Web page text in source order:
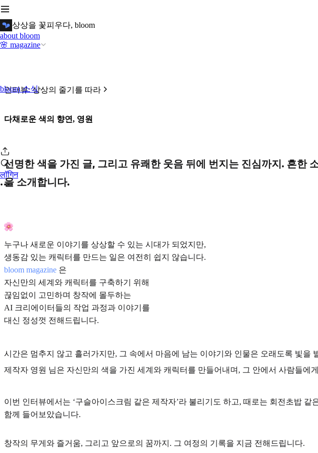
상상을 꽃피우다, bloom
about bloom
🌸 magazine
bloom 소식
लॉगिन
인터뷰: 상상의 줄기를 따라
다채로운 색의 향연, 영원
선명한 색을 가진 글, 그리고 유쾌한 웃음 뒤에 번지는 진심까지. 흔한
을 소개합니다.
누구나 새로운 이야기를 상상할 수 있는 시대가 되었지만,
생동감 있는 캐릭터를 만드는 일은 여전히 쉽지 않습니다.
bloom magazine 은
자신만의 세계와 캐릭터를 구축하기 위해
끊임없이 고민하며 창작에 몰두하는
AI 크리에이터들의 작업 과정과 이야기를
대신 정성껏 전해드립니다.
시간은 멈추지 않고 흘러가지만, 그 속에서 마음에 남는 이야기와 인물은 오래도록 빛을
제작자 영원 님은 자신만의 색을 가진 세계와 캐릭터를 만들어내며, 그 안에서 사람들에
이번 인터뷰에서는 ‘구슬아이스크림 같은 제작자’라 불리기도 하고, 때로는 회전초밥
함께 들어보았습니다.
창작의 무게와 즐거움, 그리고 앞으로의 꿈까지. 그 여정의 기록을 지금 전해드립니다.